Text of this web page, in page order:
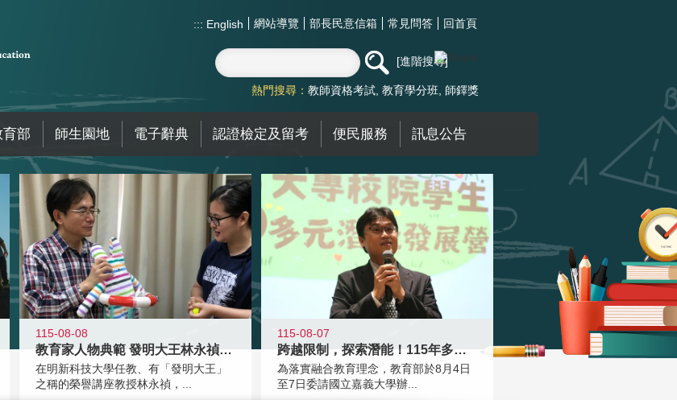
::: English 網站導覽 部長民意信箱 常見問答 回首頁
進階搜尋
熱門搜尋： 教師資格考試 教育學分班 師鐸獎
部 師生園地 電子辭典 認證檢定及留考 便民服務 訊息公告
115-08-08
教育家人物典範 發明大王林永禎教授
在明新科技大學任教、有「發明大王」
之稱的榮譽講座教授林永禎，...
115-08-07
跨越限制，探索潛能！115年多元潛
為落實融合教育理念，教育部於8月4日
至7日委請國立嘉義大學辦...